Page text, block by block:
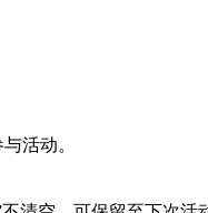
活动。